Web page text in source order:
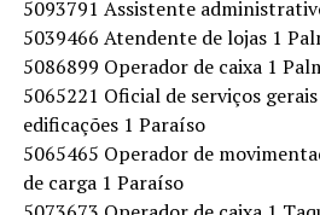
5093791 Assistente
5039466 Atendente de lojas 1
5086899 Operador de caixa 1
5065221 Oficial de serviços
edificações 1 Paraíso
5065465 Operador de
de carga 1 Paraíso